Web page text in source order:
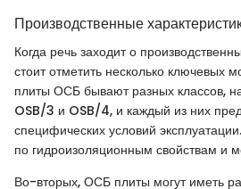
Производственные
Когда речь заходит о
стоит отметить несколько ключевых
плиты ОСБ бывают разных классов,
OSB/3 и OSB/4, и каждый из них
специфических условий
по гидроизоляционным свойствам и
Во-вторых, ОСБ плиты могут иметь